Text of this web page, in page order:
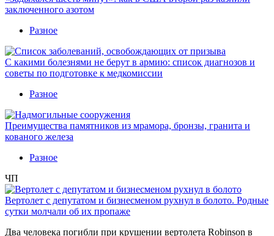
заключенного азотом
Разное
С какими болезнями не берут в армию: список диагнозов и
советы по подготовке к медкомиссии
Разное
Преимущества памятников из мрамора, бронзы, гранита и
кованого железа
Разное
ЧП
Вертолет с депутатом и бизнесменом рухнул в болото. Родные
сутки молчали об их пропаже
Два человека погибли при крушении вертолета Robinson в